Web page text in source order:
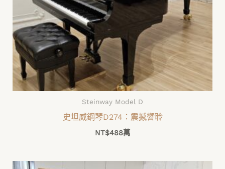
Steinway Model D
史坦威鋼琴D274：震撼響聆
NT$488萬